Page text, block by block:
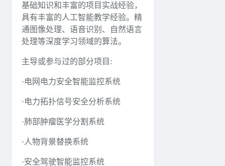
基础知识和丰富的项目实战经验，
具有丰富的人工智能教学经验。精
通图像处理、语音识别、自然语言
处理等深度学习领域的算法。
主导或参与过的部分项目:
·电网电力安全智能监控系统
·电力拓扑信号安全分析系统
·肺部肿瘤医学分割系统
·人物背景替换系统
·安全驾驶智能监控系统